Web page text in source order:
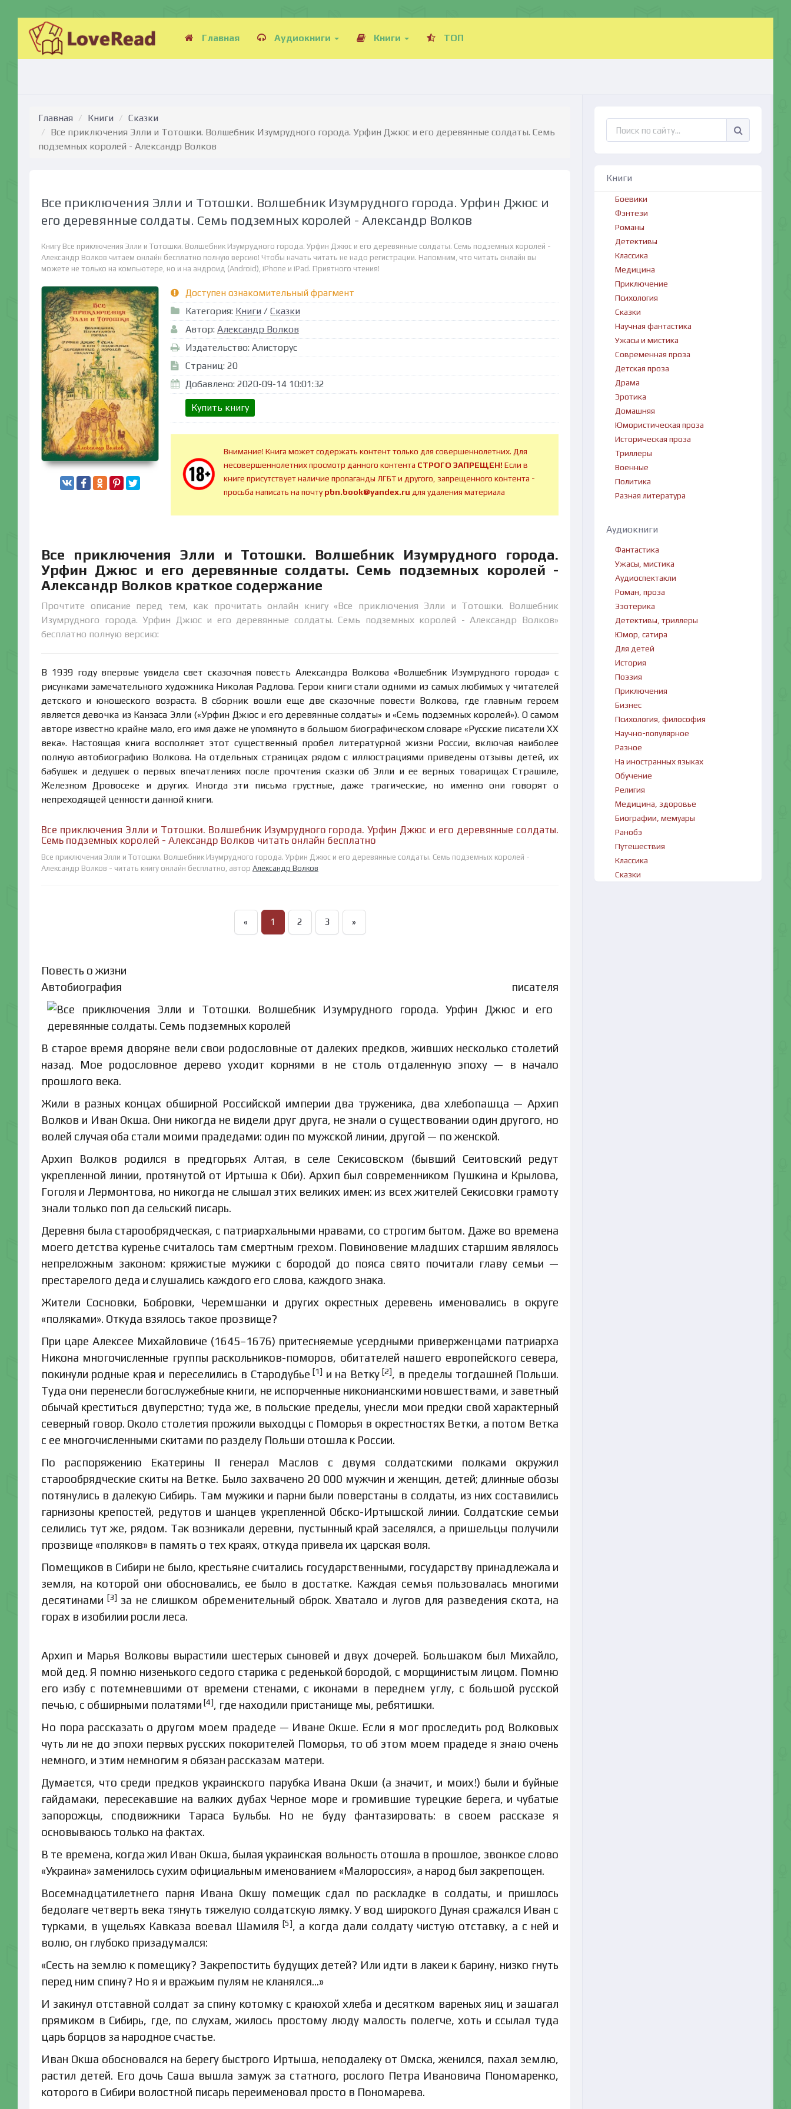
Главная Аудиокниги Книги ТОП
Главная Книги
Сказки
Все приключения Элли и Тотошки. Волшебник Изумрудного города. Урфин Джюс и его деревянные солдаты. Семь
подземных королей - Александр Волков
Все приключения Элли и Тотошки. Волшебник Изумрудного города. Урфин Джюс и
его деревянные солдаты. Семь подземных королей - Александр Волков
Книгу Все приключения Элли и Тотошки. Волшебник Изумрудного города. Урфин Джюс и его деревянные солдаты. Семь подземных королей -
Александр Волков читаем онлайн бесплатно полную версию! Чтобы начать читать не надо регистрации. Напомним, что читать онлайн вы
можете не только на компьютере, но и на андроид (Android), iPhone и iPad. Приятного чтения!
Доступен ознакомительный фрагмент
Категория: Книги / Сказки
Автор: Александр Волков
Издательство: Алисторус
Страниц: 20
Добавлено: 2020-09-14 10:01:32
Купить книгу
Внимание! Книга может содержать контент только для совершеннолетних. Для
несовершеннолетних просмотр данного контента СТРОГО ЗАПРЕЩЕН!Если в
книге присутствует наличие пропаганды ЛГБТ и другого, запрещенного контента -
просьба написать на почтуpbn.book@yandex.ru для удаления материала
Все приключения Элли и Тотошки. Волшебник Изумрудного города.
Урфин Джюс и его деревянные солдаты. Семь подземных королей -
Александр Волков краткое содержание
Прочтите описание перед тем, как прочитать онлайн книгу «Все приключения Элли и Тотошки. Волшебник
Изумрудного города. Урфин Джюс и его деревянные солдаты. Семь подземных королей - Александр Волков»
бесплатно полную версию:
В 1939 году впервые увидела свет сказочная повесть Александра Волкова «Волшебник Изумрудного города» с
рисунками замечательного художника Николая Радлова. Герои книги стали одними из самых любимых у читателей
детского и юношеского возраста. В сборник вошли еще две сказочные повести Волкова, где главным героем
является девочка из Канзаса Элли («Урфин Джюс и его деревянные солдаты» и «Семь подземных королей»). О самом
авторе известно крайне мало, его имя даже не упомянуто в большом биографическом словаре «Русские писатели XX
века». Настоящая книга восполняет этот существенный пробел литературной жизни России, включая наиболее
полную автобиографию Волкова. На отдельных страницах рядом с иллюстрациями приведены отзывы детей, их
бабушек и дедушек о первых впечатлениях после прочтения сказки об Элли и ее верных товарищах Страшиле,
Железном Дровосеке и других. Иногда эти письма грустные, даже трагические, но именно они говорят о
непреходящей ценности данной книги.
Все приключения Элли и Тотошки. Волшебник Изумрудного города. Урфин Джюс и его деревянные солдаты.
Семь подземных королей - Александр Волков читать онлайн бесплатно
Все приключения Элли и Тотошки. Волшебник Изумрудного города. Урфин Джюс и его деревянные солдаты. Семь подземных королей -
Александр Волков - читать книгу онлайн бесплатно, автор Александр Волков
« 1 2 3 »
Повесть о жизни
Автобиография писателя
В старое время дворяне вели свои родословные от далеких предков, живших несколько столетий
назад. Мое родословное дерево уходит корнями в не столь отдаленную эпоху — в начало
прошлого века.
Жили в разных концах обширной Российской империи два труженика, два хлебопашца — Архип
Волков и Иван Окша. Они никогда не видели друг друга, не знали о существовании один другого, но
волей случая оба стали моими прадедами: один по мужской линии, другой — по женской.
Архип Волков родился в предгорьях Алтая, в селе Секисовском (бывший Сеитовский редут
укрепленной линии, протянутой от Иртыша к Оби). Архип был современником Пушкина и Крылова,
Гоголя и Лермонтова, но никогда не слышал этих великих имен: из всех жителей Секисовки грамоту
знали только поп да сельский писарь.
Деревня была старообрядческая, с патриархальными нравами, со строгим бытом. Даже во времена
моего детства куренье считалось там смертным грехом. Повиновение младших старшим являлось
непреложным законом: кряжистые мужики с бородой до пояса свято почитали главу семьи —
престарелого деда и слушались каждого его слова, каждого знака.
Жители Сосновки, Бобровки, Черемшанки и других окрестных деревень именовались в округе
«поляками». Откуда взялось такое прозвище?
При царе Алексее Михайловиче (1645–1676) притесняемые усердными приверженцами патриарха
Никона многочисленные группы раскольников-поморов, обитателей нашего европейского севера,
покинули родные края и переселились в Стародубье [1] и на Ветку[2], в пределы тогдашней Польши.
Туда они перенесли богослужебные книги, не испорченные никонианскими новшествами, и заветный
обычай креститься двуперстно; туда же, в польские пределы, унесли мои предки свой характерный
северный говор. Около столетия прожили выходцы с Поморья в окрестностях Ветки, а потом Ветка
с ее многочисленными скитами по разделу Польши отошла к России.
По распоряжению Екатерины II генерал Маслов с двумя солдатскими полками окружил
старообрядческие скиты на Ветке. Было захвачено 20 000 мужчин и женщин, детей; длинные обозы
потянулись в далекую Сибирь. Там мужики и парни были поверстаны в солдаты, из них составились
гарнизоны крепостей, редутов и шанцев укрепленной Обско-Иртышской линии. Солдатские семьи
селились тут же, рядом. Так возникали деревни, пустынный край заселялся, а пришельцы получили
прозвище «поляков» в память о тех краях, откуда привела их царская воля.
Помещиков в Сибири не было, крестьяне считались государственными, государству принадлежала и
земля, на которой они обосновались, ее было в достатке. Каждая семья пользовалась многими
десятинами [3] за не слишком обременительный оброк. Хватало и лугов для разведения скота, на
горах в изобилии росли леса.
Архип и Марья Волковы вырастили шестерых сыновей и двух дочерей. Большаком был Михайло,
мой дед. Я помню низенького седого старика с реденькой бородой, с морщинистым лицом. Помню
его избу с потемневшими от времени стенами, с иконами в переднем углу, с большой русской
печью, с обширными полатями [4], где находили пристанище мы, ребятишки.
Но пора рассказать о другом моем прадеде — Иване Окше. Если я мог проследить род Волковых
чуть ли не до эпохи первых русских покорителей Поморья, то об этом моем прадеде я знаю очень
немного, и этим немногим я обязан рассказам матери.
Думается, что среди предков украинского парубка Ивана Окши (а значит, и моих!) были и буйные
гайдамаки, пересекавшие на валких дубах Черное море и громившие турецкие берега, и чубатые
запорожцы, сподвижники Тараса Бульбы. Но не буду фантазировать: в своем рассказе я
основываюсь только на фактах.
В те времена, когда жил Иван Окша, былая украинская вольность отошла в прошлое, звонкое слово
«Украина» заменилось сухим официальным именованием «Малороссия», а народ был закрепощен.
Восемнадцатилетнего парня Ивана Окшу помещик сдал по раскладке в солдаты, и пришлось
бедолаге четверть века тянуть тяжелую солдатскую лямку. У вод широкого Дуная сражался Иван с
турками, в ущельях Кавказа воевал Шамиля [5], а когда дали солдату чистую отставку, а с ней и
волю, он глубоко призадумался:
«Сесть на землю к помещику? Закрепостить будущих детей? Или идти в лакеи к барину, низко гнуть
перед ним спину? Но я и вражьим пулям не кланялся…»
И закинул отставной солдат за спину котомку с краюхой хлеба и десятком вареных яиц и зашагал
прямиком в Сибирь, где, по слухам, жилось простому люду малость полегче, хоть и ссылал туда
царь борцов за народное счастье.
Иван Окша обосновался на берегу быстрого Иртыша, неподалеку от Омска, женился, пахал землю,
растил детей. Его дочь Саша вышла замуж за статного, рослого Петра Ивановича Пономаренко,
которого в Сибири волостной писарь переименовал просто в Пономарева.
Книги
Боевики
Фэнтези
Романы
Детективы
Классика
Медицина
Приключение
Психология
Сказки
Научная фантастика
Ужасы и мистика
Современная проза
Детская проза
Драма
Эротика
Домашняя
Юмористическая проза
Историческая проза
Триллеры
Военные
Политика
Разная литература
Аудиокниги
Фантастика
Ужасы, мистика
Аудиоспектакли
Роман, проза
Эзотерика
Детективы, триллеры
Юмор, сатира
Для детей
История
Поэзия
Приключения
Бизнес
Психология, философия
Научно-популярное
Разное
На иностранных языках
Обучение
Религия
Медицина, здоровье
Биографии, мемуары
Ранобэ
Путешествия
Классика
Сказки